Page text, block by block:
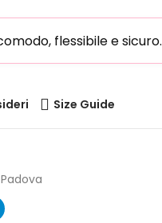
flessibile e sicuro.
Size Guide